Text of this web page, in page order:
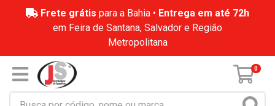
Frete grátis para a Bahia • Entrega em até 72h
em Feira de Santana, Salvador e Região
Metropolitana
0